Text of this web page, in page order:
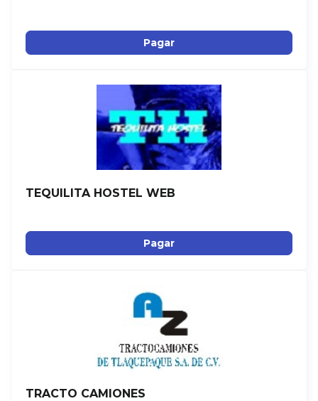
Pagar
TEQUILITA HOSTEL WEB
Pagar
TRACTO CAMIONES